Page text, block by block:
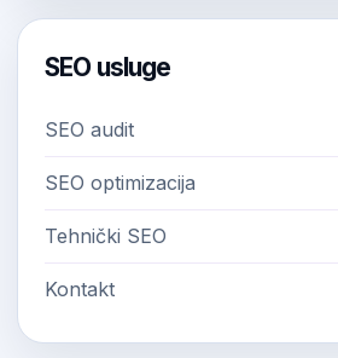
SEO usluge
SEO audit
SEO optimizacija
Tehnički SEO
Kontakt